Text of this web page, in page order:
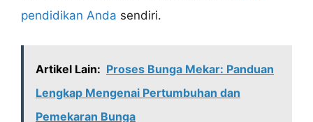
pendidikan Anda sendiri.
Artikel Lain: Proses Bunga Mekar: Panduan
Lengkap Mengenai Pertumbuhan dan
Pemekaran Bunga